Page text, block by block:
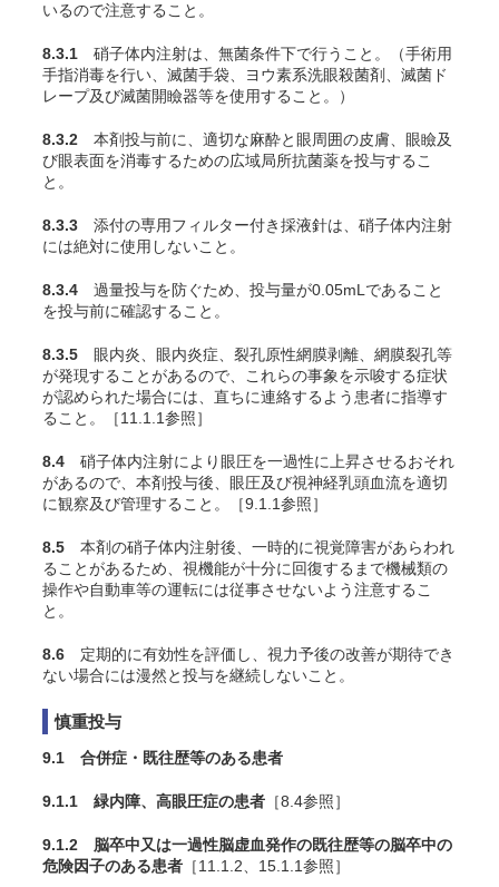
いるので注意すること。
8.3.1 硝子体内注射は、無菌条件下で行うこと。（手術用
手指消毒を行い、滅菌手袋、ヨウ素系洗眼殺菌剤、滅菌ド
レープ及び滅菌開瞼器等を使用すること。）
8.3.2 本剤投与前に、適切な麻酔と眼周囲の皮膚、眼瞼及
び眼表面を消毒するための広域局所抗菌薬を投与するこ
と。
8.3.3 添付の専用フィルター付き採液針は、硝子体内注射
には絶対に使用しないこと。
8.3.4 過量投与を防ぐため、投与量が0.05mLであること
を投与前に確認すること。
8.3.5 眼内炎、眼内炎症、裂孔原性網膜剥離、網膜裂孔等
が発現することがあるので、これらの事象を示唆する症状
が認められた場合には、直ちに連絡するよう患者に指導す
ること。［11.1.1参照］
8.4 硝子体内注射により眼圧を一過性に上昇させるおそれ
があるので、本剤投与後、眼圧及び視神経乳頭血流を適切
に観察及び管理すること。［9.1.1参照］
8.5 本剤の硝子体内注射後、一時的に視覚障害があらわれ
ることがあるため、視機能が十分に回復するまで機械類の
操作や自動車等の運転には従事させないよう注意するこ
と。
8.6 定期的に有効性を評価し、視力予後の改善が期待でき
ない場合には漫然と投与を継続しないこと。
慎重投与
9.1 合併症・既往歴等のある患者
9.1.1 緑内障、高眼圧症の患者 ［8.4参照］
9.1.2 脳卒中又は一過性脳虚血発作の既往歴等の脳卒中の
危険因子のある患者 ［11.1.2、15.1.1参照］